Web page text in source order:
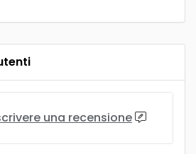
una recensione